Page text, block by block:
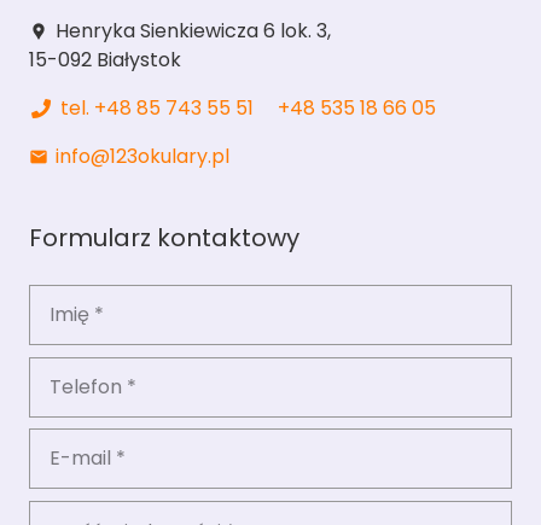
location_pin
Henryka Sienkiewicza 6 lok. 3,
15-092 Białystok
tel. +48 85 743 55 51
+48 535 18 66 05
mail info@123okulary.pl
Formularz kontaktowy